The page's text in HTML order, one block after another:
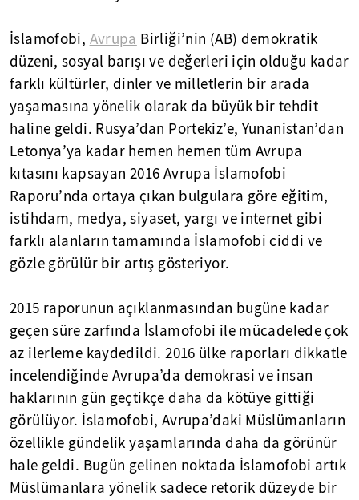
İslamofobi, Avrupa Birliği’nin (AB) demokratik
düzeni, sosyal barışı ve değerleri için olduğu kadar
farklı kültürler, dinler ve milletlerin bir arada
yaşamasına yönelik olarak da büyük bir tehdit
haline geldi. Rusya’dan Portekiz’e, Yunanistan’dan
Letonya’ya kadar hemen hemen tüm Avrupa
kıtasını kapsayan 2016 Avrupa İslamofobi
Raporu’nda ortaya çıkan bulgulara göre eğitim,
istihdam, medya, siyaset, yargı ve internet gibi
farklı alanların tamamında İslamofobi ciddi ve
gözle görülür bir artış gösteriyor.
2015 raporunun açıklanmasından bugüne kadar
geçen süre zarfında İslamofobi ile mücadelede çok
az ilerleme kaydedildi. 2016 ülke raporları dikkatle
incelendiğinde Avrupa’da demokrasi ve insan
haklarının gün geçtikçe daha da kötüye gittiği
görülüyor. İslamofobi, Avrupa’daki Müslümanların
özellikle gündelik yaşamlarında daha da görünür
hale geldi. Bugün gelinen noktada İslamofobi artık
Müslümanlara yönelik sadece retorik düzeyde bir